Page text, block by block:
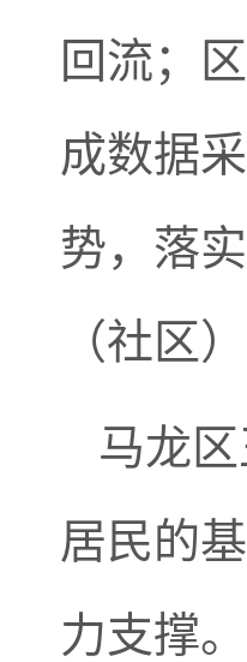
回流；
成数据
势，落
（社区
马龙
居民的
力支撑